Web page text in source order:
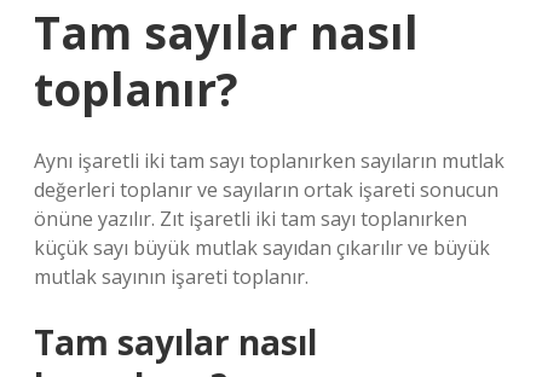
Tam sayılar nasıl
toplanır?
Aynı işaretli iki tam sayı toplanırken sayıların mutlak
değerleri toplanır ve sayıların ortak işareti sonucun
önüne yazılır. Zıt işaretli iki tam sayı toplanırken
küçük sayı büyük mutlak sayıdan çıkarılır ve büyük
mutlak sayının işareti toplanır.
Tam sayılar nasıl